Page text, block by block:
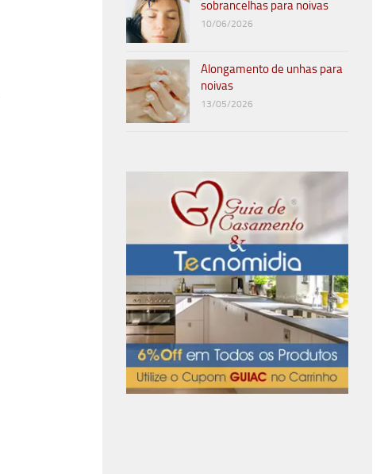
sobrancelhas para noivas
10/06/2026
Alongamento de unhas para
noivas
13/05/2026